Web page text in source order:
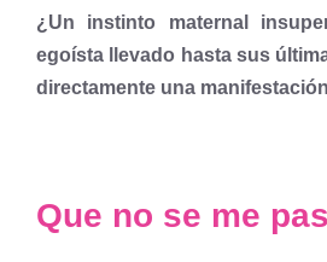
¿Un instinto maternal
egoísta llevado hasta sus
directamente una
Que no se me